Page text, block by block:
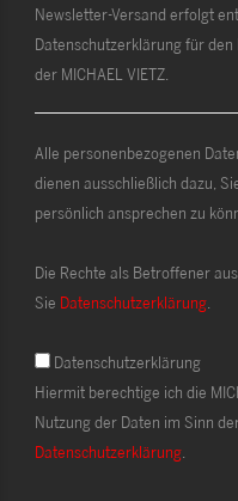
Newsletter-Versand erfolgt
Datenschutzerklärung für
der MICHAEL VIETZ.
Alle personenbezogenen
dienen ausschließlich dazu,
persönlich ansprechen zu
Die Rechte als Betroffener
Sie Datenschutzerklärung.
Datenschutzerklärung
Hiermit berechtige ich die
Nutzung der Daten im Sinn
Datenschutzerklärung.